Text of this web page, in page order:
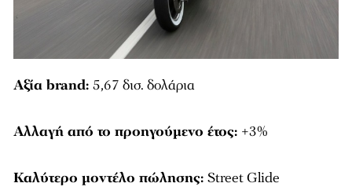
Αξία brand: 5,67 δισ. δολάρια
Αλλαγή από το προηγούμενο έτος: +3%
Καλύτερο μοντέλο πώλησης: Street Glide